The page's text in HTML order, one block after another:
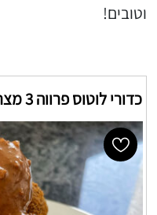
וטובים!
כדורי לוטוס פרווה 3 מצרכים